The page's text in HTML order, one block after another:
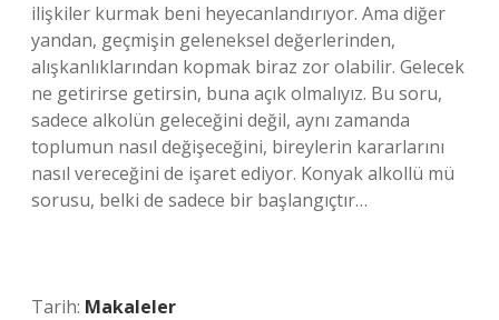
ilişkiler kurmak beni heyecanlandırıyor. Ama diğer
yandan, geçmişin geleneksel değerlerinden,
alışkanlıklarından kopmak biraz zor olabilir. Gelecek
ne getirirse getirsin, buna açık olmalıyız. Bu soru,
sadece alkolün geleceğini değil, aynı zamanda
toplumun nasıl değişeceğini, bireylerin kararlarını
nasıl vereceğini de işaret ediyor. Konyak alkollü mü
sorusu, belki de sadece bir başlangıçtır…
Tarih: Makaleler